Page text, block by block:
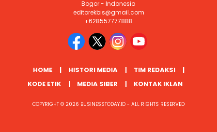
Bogor - Indonesia
editorekbis@gmail.com
+628557777888
HOME HISTORI MEDIA
TIM REDAKSI
KODE ETIK
MEDIA SIBER KONTAK IKLAN
COPYRIGHT © 2026 BUSINESSTODAY.ID - ALL RIGHTS RESERVED